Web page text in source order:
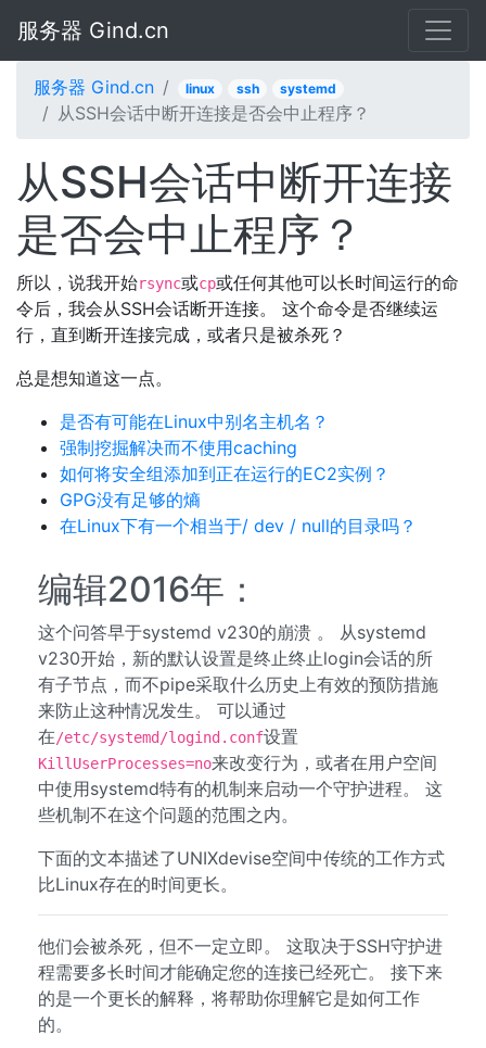
服务器 Gind.cn
服务器 Gind.cn linux ssh systemd
从SSH会话中断开连接是否会中止程序？
从SSH会话中断开连接
是否会中止程序？
所以，说我开始rsync或cp或任何其他可以长时间运行的命
令后，我会从SSH会话断开连接。 这个命令是否继续运
行，直到断开连接完成，或者只是被杀死？
总是想知道这一点。
是否有可能在Linux中别名主机名？
强制挖掘解决而不使用caching
如何将安全组添加到正在运行的EC2实例？
GPG没有足够的熵
在Linux下有一个相当于/ dev / null的目录吗？
编辑2016年：
这个问答早于systemd v230的崩溃 。 从systemd
v230开始，新的默认设置是终止终止login会话的所
有子节点，而不pipe采取什么历史上有效的预防措施
来防止这种情况发生。 可以通过
在/etc/systemd/logind.conf设置
KillUserProcesses=no来改变行为，或者在用户空间
中使用systemd特有的机制来启动一个守护进程。 这
些机制不在这个问题的范围之内。
下面的文本描述了UNIXdevise空间中传统的工作方式
比Linux存在的时间更长。
他们会被杀死，但不一定立即。 这取决于SSH守护进
程需要多长时间才能确定您的连接已经死亡。 接下来
的是一个更长的解释，将帮助你理解它是如何工作
的。